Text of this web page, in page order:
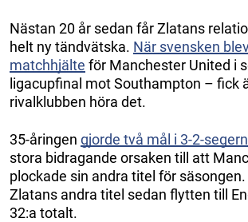
Nästan 20 år sedan får Zlatans
helt ny tändvätska. När svensken
matchhjälte för Manchester United i
ligacupfinal mot Southampton – fick
rivalklubben höra det.
35-åringen gjorde två mål i 3-2-segern
stora bidragande orsaken till att
plockade sin andra titel för
Zlatans andra titel sedan flytten till
32:a totalt.